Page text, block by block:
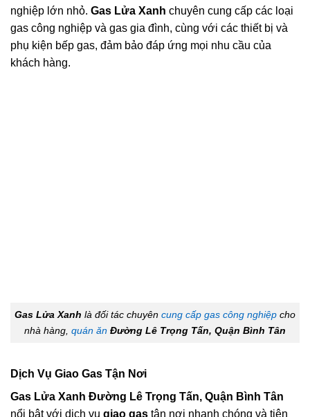
nghiệp lớn nhỏ. Gas Lửa Xanh chuyên cung cấp các loại
gas công nghiệp và gas gia đình, cùng với các thiết bị và
phụ kiện bếp gas, đảm bảo đáp ứng mọi nhu cầu của
khách hàng.
Gas Lửa Xanh là đối tác chuyên cung cấp gas công nghiệp cho
nhà hàng, quán ăn Đường Lê Trọng Tấn, Quận Bình Tân
Dịch Vụ Giao Gas Tận Nơi
Gas Lửa Xanh Đường Lê Trọng Tấn, Quận Bình Tân
nổi bật với dịch vụ giao gas tận nơi nhanh chóng và tiện